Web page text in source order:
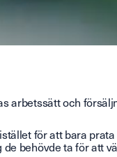
arbetssätt och
för att bara
behövde ta för att